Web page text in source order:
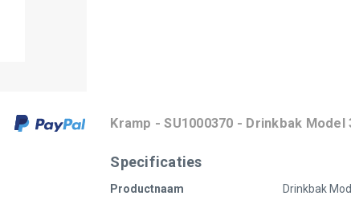
Kramp - SU1000370 - Drinkbak Model
Specificaties
Productnaam
Drinkbak